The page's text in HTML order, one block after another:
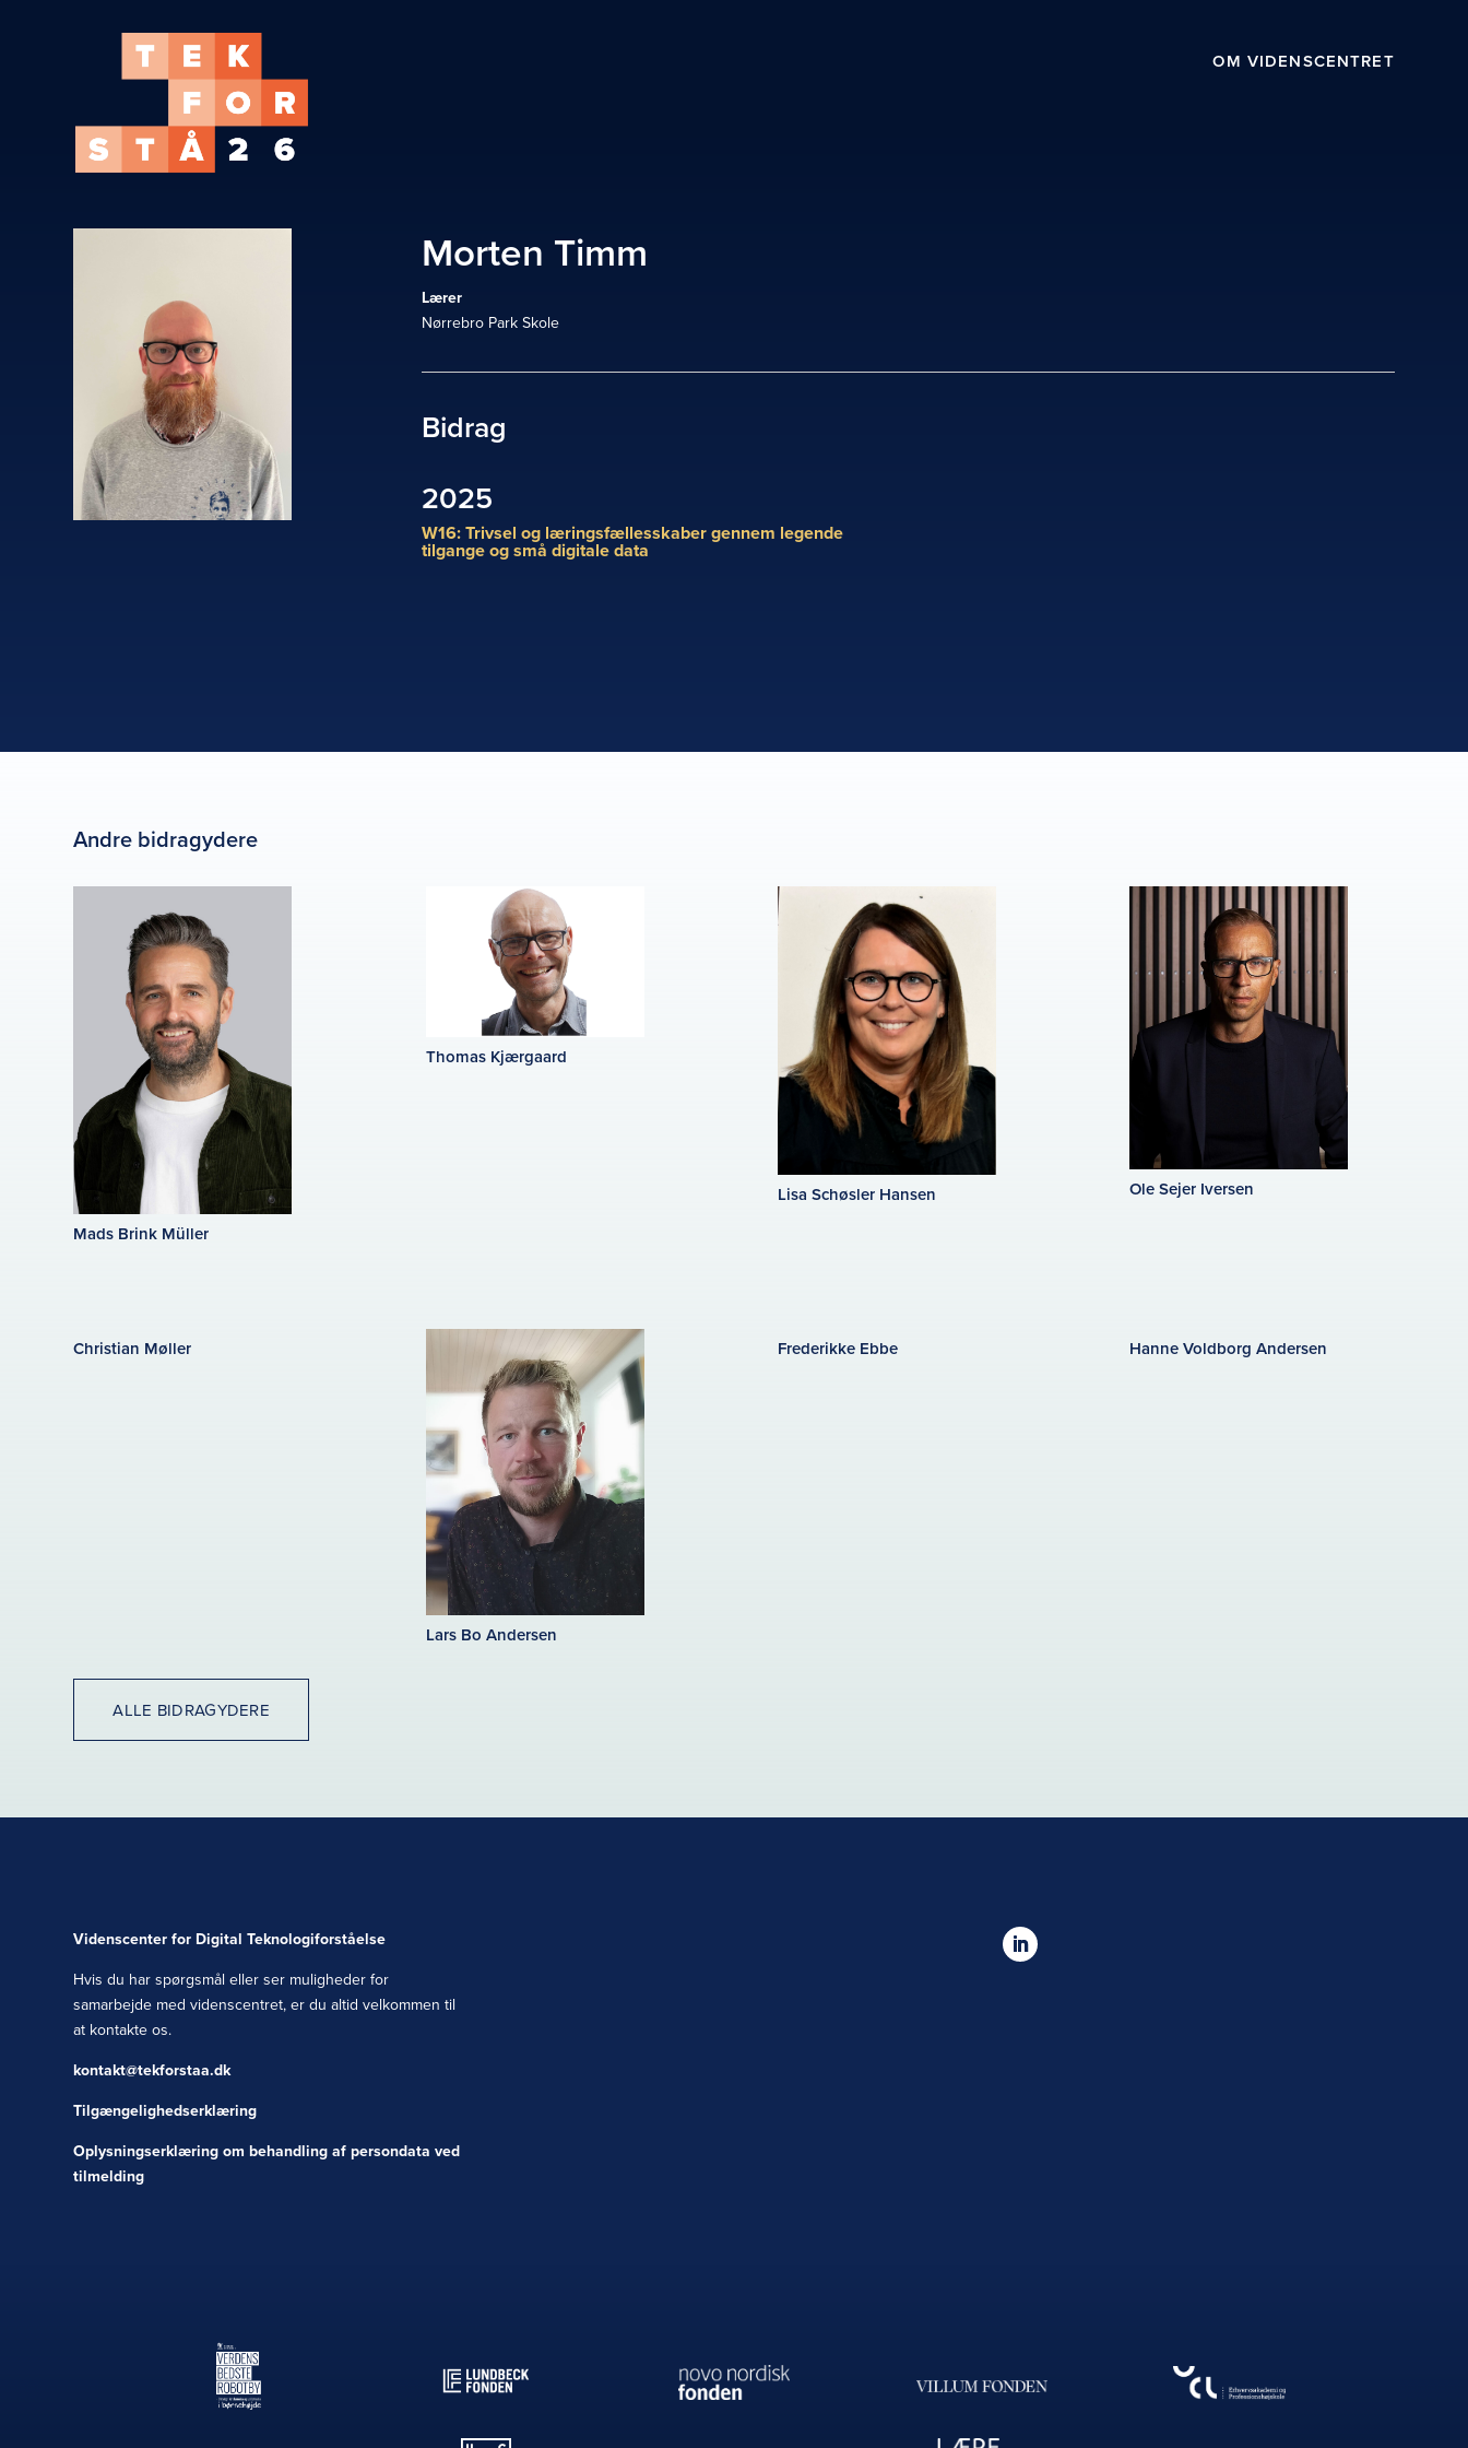
OM VIDENSCENTRET
Morten Timm
Lærer
Nørrebro Park Skole
Bidrag
2025
W16: Trivsel og læringsfællesskaber gennem legende
tilgange og små digitale data
Andre bidragydere
Mads Brink Müller
Thomas Kjærgaard
Lisa Schøsler Hansen Ole Sejer Iversen
Christian Møller
Lars Bo Andersen
Frederikke Ebbe Hanne Voldborg Andersen
ALLE BIDRAGYDERE
Videnscenter for Digital Teknologiforståelse
Hvis du har spørgsmål eller ser muligheder for
samarbejde med videnscentret, er du altid velkommen til
at kontakte os.
kontakt@tekforstaa.dk
Tilgængelighedserklæring
Oplysningserklæring om behandling af persondata ved
tilmelding